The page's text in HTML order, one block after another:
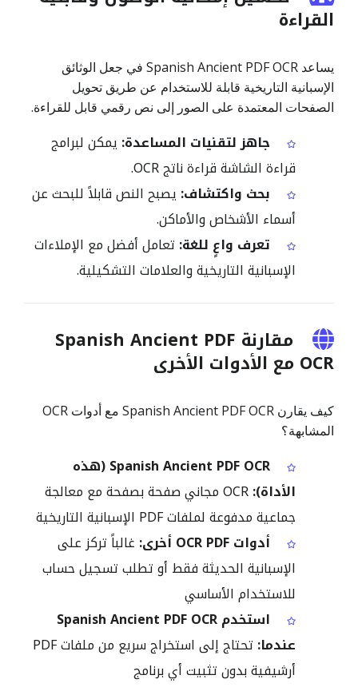
القراءة
يساعد Spanish Ancient PDF OCR في جعل الوثائق
الإسبانية التاريخية قابلة للاستخدام عن طريق تحويل
الصفحات المعتمدة على الصور إلى نص رقمي قابل للقراءة.
جاهز لتقنيات المساعدة: يمكن لبرامج
قراءة الشاشة قراءة ناتج OCR.
بحث واكتشاف: يصبح النص قابلاً للبحث عن
أسماء الأشخاص والأماكن.
تعرف واعٍ للغة: تعامل أفضل مع الإملاءات
الإسبانية التاريخية والعلامات التشكيلية.
مقارنة Spanish Ancient PDF
OCR مع الأدوات الأخرى
كيف يقارن Spanish Ancient PDF OCR مع أدوات OCR
المشابهة؟
Spanish Ancient PDF OCR (هذه
الأداة):
OCR مجاني صفحة بصفحة مع معالجة
جماعية مدفوعة لملفات PDF الإسبانية التاريخية
أدوات OCR PDF أخرى:
غالباً تركز على
الإسبانية الحديثة فقط أو تطلب تسجيل حساب
للاستخدام الأساسي
استخدم Spanish Ancient PDF OCR
عندما:
تحتاج إلى استخراج سريع من ملفات PDF
أرشيفية بدون تثبيت أي برنامج